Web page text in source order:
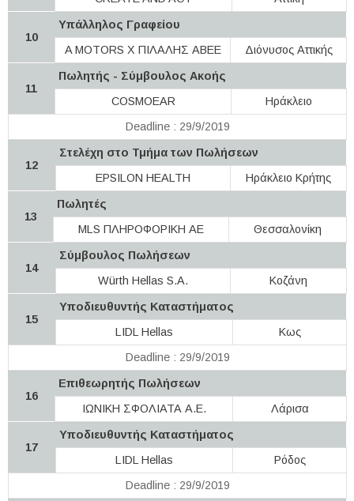
10
Υπάλληλος Γραφείου
A MOTORS Χ ΠΙΛΑΛΗΣ ΑΒΕΕ
Διόνυσος Αττικής
11
Πωλητής - Σύμβουλος Ακοής
COSMOEAR
Ηράκλειο
Deadline : 29/9/2019
12
Στελέχη στο Τμήμα των Πωλήσεων
EPSILON HEALTH
Ηράκλειο Κρήτης
13
Πωλητές
MLS ΠΛΗΡΟΦΟΡΙΚΗ ΑΕ
Θεσσαλονίκη
14
Σύμβουλος Πωλήσεων
Würth Hellas S.A.
Κοζάνη
15
Υποδιευθυντής Καταστήματος
LIDL Hellas
Κως
Deadline : 29/9/2019
16
Επιθεωρητής Πωλήσεων
ΙΩΝΙΚΗ ΣΦΟΛΙΑΤΑ Α.Ε.
Λάρισα
17
Υποδιευθυντής Καταστήματος
LIDL Hellas
Ρόδος
Deadline : 29/9/2019